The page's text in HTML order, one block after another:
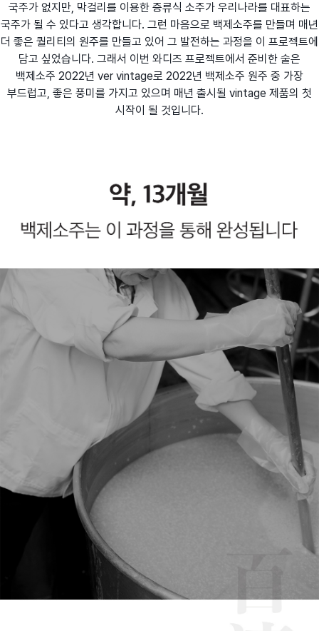
국주가 없지만, 막걸리를 이용한 증류식 소주가 우리나라를 대표하는
국주가 될 수 있다고 생각합니다. 그런 마음으로 백제소주를 만들며 매년
더 좋은 퀄리티의 원주를 만들고 있어 그 발전하는 과정을 이 프로젝트에
담고 싶었습니다. 그래서 이번 와디즈 프로젝트에서 준비한 술은
백제소주 2022년 ver vintage로 2022년 백제소주 원주 중 가장
부드럽고, 좋은 풍미를 가지고 있으며 매년 출시될 vintage 제품의 첫
시작이 될 것입니다.